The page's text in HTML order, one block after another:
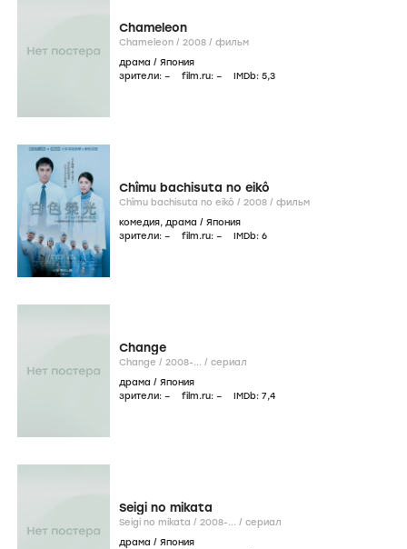
Chameleon
Chameleon / 2008 / фильм
драма / Япония
зрители: – film.ru: – IMDb: 5,3
Chîmu bachisuta no eikô
Chîmu bachisuta no eikô / 2008 / фильм
комедия, драма / Япония
зрители: – film.ru: – IMDb: 6
Change
Change / 2008-... / сериал
драма / Япония
зрители: – film.ru: – IMDb: 7,4
Seigi no mikata
Seigi no mikata / 2008-... / сериал
драма / Япония